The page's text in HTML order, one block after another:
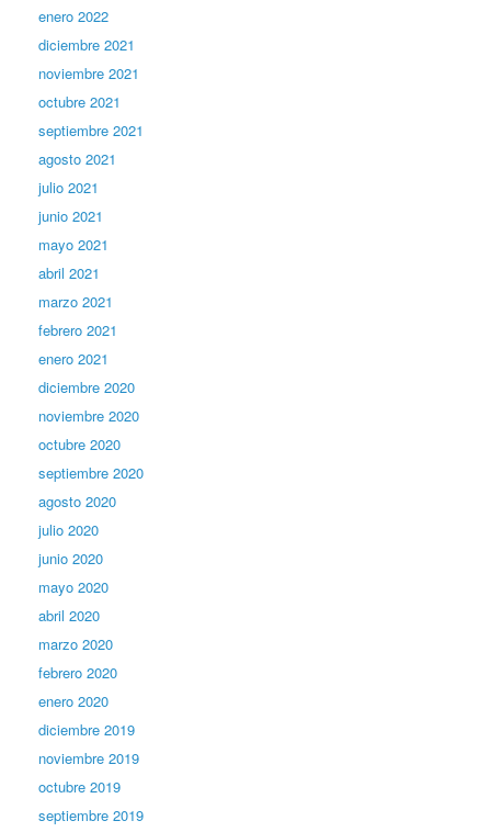
enero 2022
diciembre 2021
noviembre 2021
octubre 2021
septiembre 2021
agosto 2021
julio 2021
junio 2021
mayo 2021
abril 2021
marzo 2021
febrero 2021
enero 2021
diciembre 2020
noviembre 2020
octubre 2020
septiembre 2020
agosto 2020
julio 2020
junio 2020
mayo 2020
abril 2020
marzo 2020
febrero 2020
enero 2020
diciembre 2019
noviembre 2019
octubre 2019
septiembre 2019